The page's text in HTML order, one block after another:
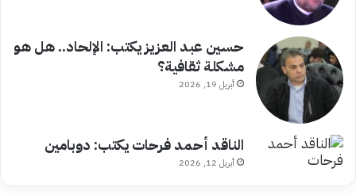
حسين عبد العزيز يكتب: الإلحاد.. هل هو
مشكلة ثقافية؟
أبريل 19, 2026
الناقد أحمد فرحات يكتب: دوبامين
أبريل 12, 2026